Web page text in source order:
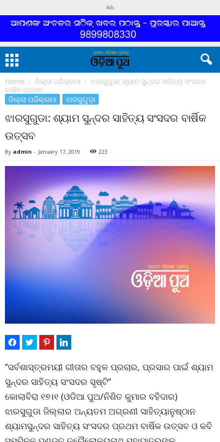
Ads
Home ଜିଲ୍ଲା ପରିକ୍ରମା
ଝାରସୁଗୁଡା: ଶ୍ୟାମ ସୁନ୍ଦର ସାହିତ୍ୟ ସଂସଦର
ବାର୍ଷିକ ଉତ୍ସବ
ଜିଲ୍ଲା ପରିକ୍ରମା ଝାରସୁଗୁଡ଼ା
ଝାରସୁଗୁଡା: ଶ୍ୟାମ ସୁନ୍ଦର ସାହିତ୍ୟ ସଂସଦର ବାର୍ଷିକ
ଉତ୍ସବ
By admin - January 17, 2019 223
‘’ସର୍ବଶାସ୍ତ୍ରମୟୀ ଗୀତାର ବହୁଳ ପ୍ରଚାର, ପ୍ରସାର ପାଇଁ ଶ୍ୟାମ
ସୁନ୍ଦର ସାହିତ୍ୟ ସଂସଦର ସୃଷ୍ଟି’’
କୋଲାବିରା ୧୭।୧ (ଓଡିଆ ପୁଅ/ନିଶିତ କୁମାର ବହିଦାର)
ଝାରସୁଗୁଡା ଜିଲ୍ଲାର ଅନ୍ୟତମ ଅଗ୍ରଣୀ ସାହିତ୍ୟାନୁଷ୍ଠାନ
ଶ୍ୟାମସୁନ୍ଦର ସାହିତ୍ୟ ସଂସଦର ପ୍ରଥମ ବାର୍ଷିକ ଉତ୍ସବ ଓ କବି